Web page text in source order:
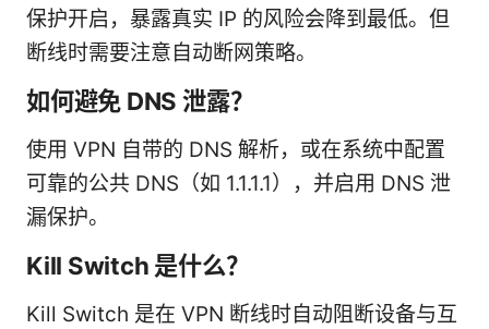
保护开启，暴露真实 IP 的风险会降到最低。但
断线时需要注意自动断网策略。
如何避免 DNS 泄露？
使用 VPN 自带的 DNS 解析，或在系统中配置
可靠的公共 DNS（如 1.1.1.1），并启用 DNS 泄
漏保护。
Kill Switch 是什么？
Kill Switch 是在 VPN 断线时自动阻断设备与互